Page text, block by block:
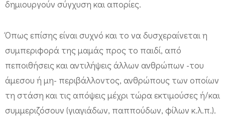
δημιουργούν σύγχυση και απορίες.
Όπως επίσης είναι συχνό και το να δυσχεραίνεται η
συμπεριφορά της μαμάς προς το παιδί, από
πεποιθήσεις και αντιλήψεις άλλων ανθρώπων -του
άμεσου ή μη- περιβάλλοντος, ανθρώπους των οποίων
τη στάση και τις απόψεις μέχρι τώρα εκτιμούσες ή/και
συμμεριζόσουν (γιαγιάδων, παππούδων, φίλων κ.λ.π.).